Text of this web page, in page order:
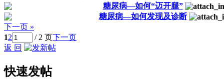
糖尿病—如何“迈开腿”
糖尿病—如何发现及诊断
下一页 »
12 / 2 页下一页
返 回
快速发帖